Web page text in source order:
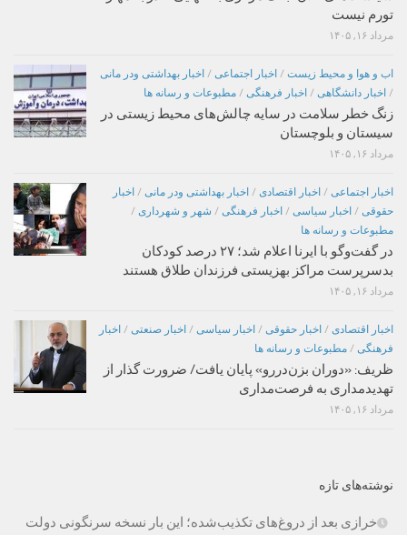
تورم نیست
مرداد ۱۶, ۱۴۰۵
اب و هوا و محیط زیست / اخبار اجتماعی / اخبار بهداشتی ودر مانی
/ اخبار دانشگاهی / اخبار فرهنگی / مطبوعات و رسانه ها
زنگ خطر سلامت در سایه چالش‌های محیط زیستی در
سیستان و بلوچستان
مرداد ۱۶, ۱۴۰۵
اخبار اجتماعی / اخبار اقتصادی / اخبار بهداشتی ودر مانی / اخبار
حقوقی / اخبار سیاسی / اخبار فرهنگی / شهر و شهرداری /
مطبوعات و رسانه ها
در گفت‌وگو با ایرنا اعلام شد؛ ۲۷ درصد کودکان
بدسرپرست مراکز بهزیستی فرزندان طلاق هستند
مرداد ۱۶, ۱۴۰۵
اخبار اقتصادی / اخبار حقوقی / اخبار سیاسی / اخبار صنعتی / اخبار
فرهنگی / مطبوعات و رسانه ها
ظریف: «دوران بزن‌دررو» پایان یافت/ ضرورت گذار از
تهدیدمداری به فرصت‌مداری
مرداد ۱۶, ۱۴۰۵
نوشته‌های تازه
خرازی بعد از دروغ‌های تکذیب‌شده؛ این بار نسخه سرنگونی دولت